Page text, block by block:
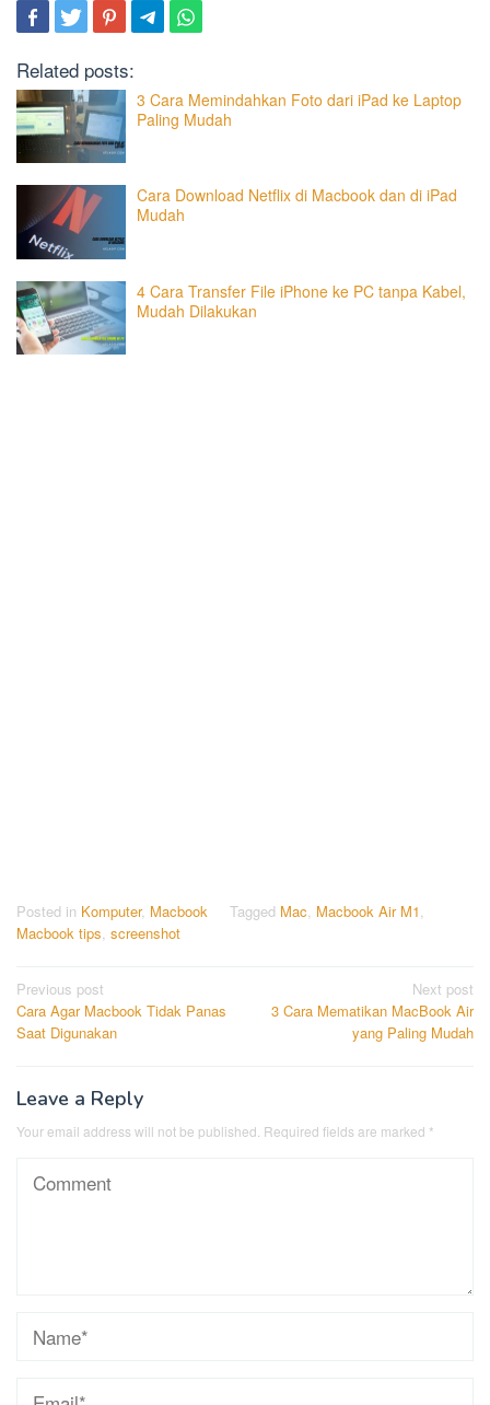
Related posts:
3 Cara Memindahkan Foto dari iPad ke Laptop
Paling Mudah
Cara Download Netflix di Macbook dan di iPad
Mudah
4 Cara Transfer File iPhone ke PC tanpa Kabel,
Mudah Dilakukan
Posted in Komputer, Macbook Tagged Mac, Macbook Air M1,
Macbook tips, screenshot
Post
navigation
Previous post
Cara Agar Macbook Tidak Panas
Saat Digunakan
Next post
3 Cara Mematikan MacBook Air
yang Paling Mudah
Leave a Reply
Your email address will not be published. Required fields are marked *